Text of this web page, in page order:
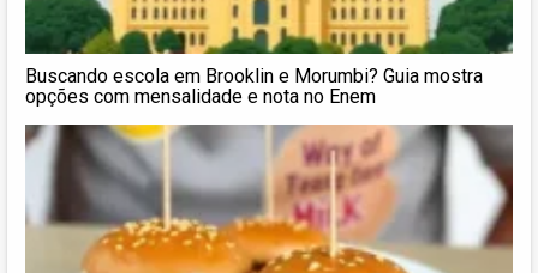
Buscando escola em Brooklin e Morumbi? Guia mostra
opções com mensalidade e nota no Enem